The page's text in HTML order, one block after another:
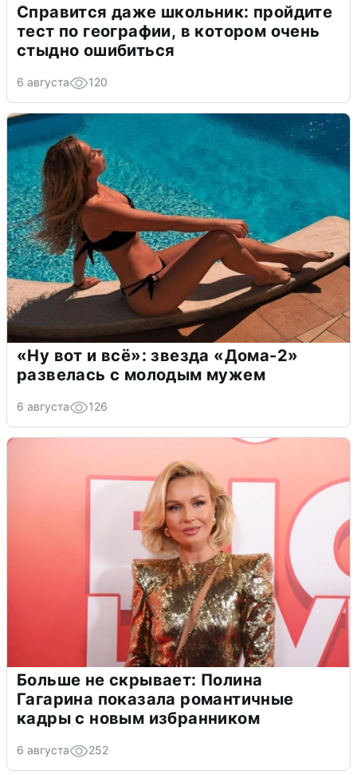
Справится даже школьник: пройдите
тест по географии, в котором очень
стыдно ошибиться
6 августа 120
«Ну вот и всё»: звезда «Дома-2»
развелась с молодым мужем
6 августа 126
Больше не скрывает: Полина
Гагарина показала романтичные
кадры с новым избранником
6 августа 252